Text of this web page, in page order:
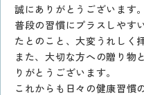
誠にありがとうございます。
普段の習慣にプラスしやす
たとのこと、大変うれしく
また、大切な方への贈り物
りがとうございます。
これからも日々の健康習慣